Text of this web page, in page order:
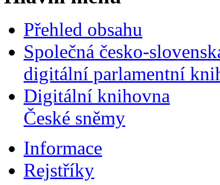
Přehled obsahu
Společná česko-
digitální parlamentní
Digitální knihovna
České sněmy
Informace
Rejstříky